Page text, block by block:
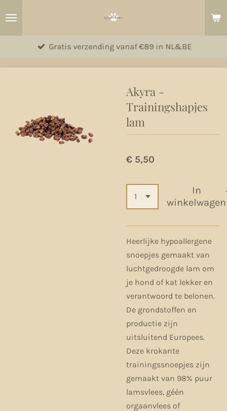
hoofdinhoud
Gratis verzending vanaf €89 in NL&BE
Akyra -
Trainingshapjes
lam
€ 5,50
In
winkelwagen
Heerlijke hypoallergene
snoepjes gemaakt van
luchtgedroogde lam om
je hond of kat lekker en
verantwoord te belonen.
De grondstoffen en
productie zijn
uitsluitend Europees.
Deze krokante
trainingssnoepjes zijn
gemaakt van 98% puur
lamsvlees, géén
orgaanvlees of